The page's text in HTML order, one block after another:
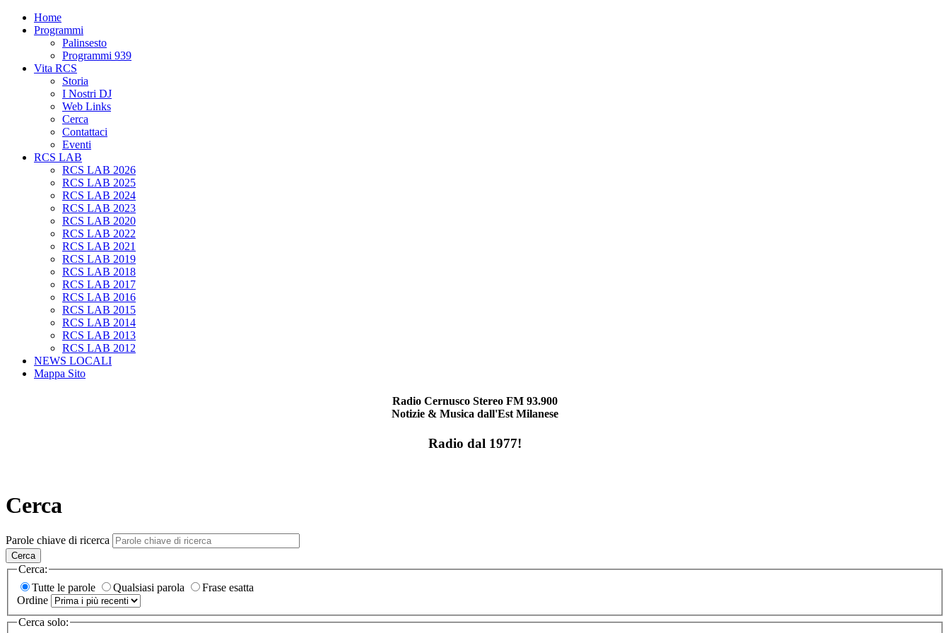
Home
Programmi
Palinsesto
Programmi 939
Vita RCS
Storia
I Nostri DJ
Web Links
Cerca
Contattaci
Eventi
RCS LAB
RCS LAB 2026
RCS LAB 2025
RCS LAB 2024
RCS LAB 2023
RCS LAB 2020
RCS LAB 2022
RCS LAB 2021
RCS LAB 2019
RCS LAB 2018
RCS LAB 2017
RCS LAB 2016
RCS LAB 2015
RCS LAB 2014
RCS LAB 2013
RCS LAB 2012
NEWS LOCALI
Mappa Sito
Radio Cernusco Stereo FM 93.900
Notizie & Musica dall'Est Milanese
Radio dal 1977!
Cerca
Parole chiave di ricerca
Cerca
Cerca:
Tutte le parole
Qualsiasi parola
Frase esatta
Ordine
Cerca solo: